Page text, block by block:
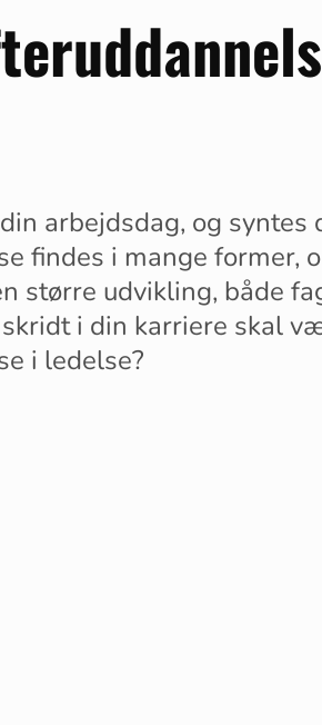
arbejdsdag, og syntes
findes i mange former,
større udvikling, både
i din karriere skal
i ledelse?